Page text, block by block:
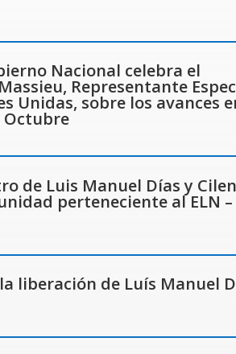
Nacional celebra el
Representante
Unidas, sobre los avances
Octubre
de Luis Manuel Días y
perteneciente al ELN –
liberación de Luís Manuel